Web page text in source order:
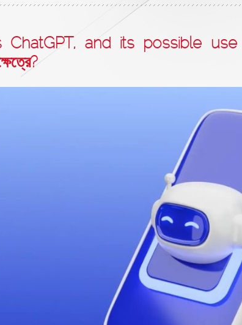
and its possible use